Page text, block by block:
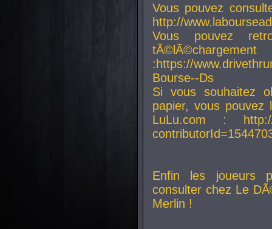
Vous pouvez
http://
Vous pouvez
:https://
Bourse--Ds
Si vous souhaitez
papier, vous
LuLu.com : http://
Enfin les joueurs
consulter chez Le
Merlin !